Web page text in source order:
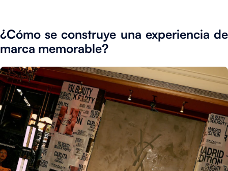
¿Cómo se construye una experiencia de
marca memorable?